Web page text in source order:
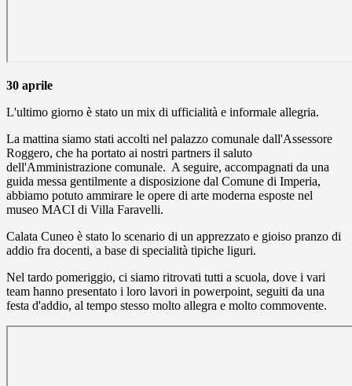
30 aprile
L'ultimo giorno è stato un mix di ufficialità e informale allegria.
La mattina siamo stati accolti nel palazzo comunale dall'Assessore
Roggero, che ha portato ai nostri partners il saluto
dell'Amministrazione comunale. A seguire, accompagnati da una
guida messa gentilmente a disposizione dal Comune di Imperia,
abbiamo potuto ammirare le opere di arte moderna esposte nel
museo MACI di Villa Faravelli.
Calata Cuneo è stato lo scenario di un apprezzato e gioiso pranzo di
addio fra docenti, a base di specialità tipiche liguri.
Nel tardo pomeriggio, ci siamo ritrovati tutti a scuola, dove i vari
team hanno presentato i loro lavori in powerpoint, seguiti da una
festa d'addio, al tempo stesso molto allegra e molto commovente.